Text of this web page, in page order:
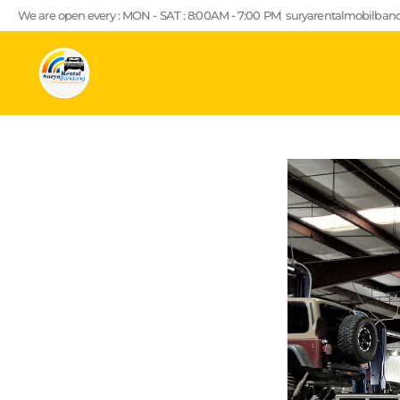
Lewati
ke
konten
We are open every : MON - SAT : 8:00AM - 7:00 PM